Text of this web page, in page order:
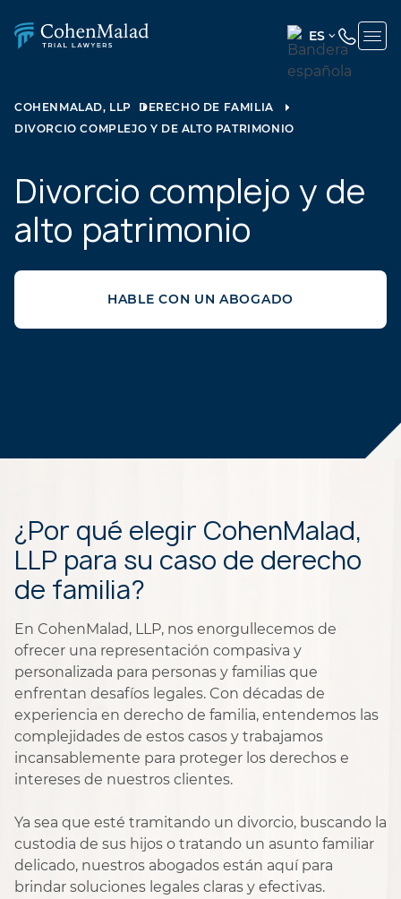
ES
ENGLISH
COHENMALAD, LLP
DERECHO DE FAMILIA
DIVORCIO COMPLEJO Y DE ALTO PATRIMONIO
Divorcio complejo y de
alto patrimonio
HABLE CON UN ABOGADO
¿Por qué elegir CohenMalad,
LLP para su caso de derecho
de familia?
En CohenMalad, LLP, nos enorgullecemos de
ofrecer una representación compasiva y
personalizada para personas y familias que
enfrentan desafíos legales. Con décadas de
experiencia en derecho de familia, entendemos las
complejidades de estos casos y trabajamos
incansablemente para proteger los derechos e
intereses de nuestros clientes.
Ya sea que esté tramitando un divorcio, buscando la
custodia de sus hijos o tratando un asunto familiar
delicado, nuestros abogados están aquí para
brindar soluciones legales claras y efectivas.